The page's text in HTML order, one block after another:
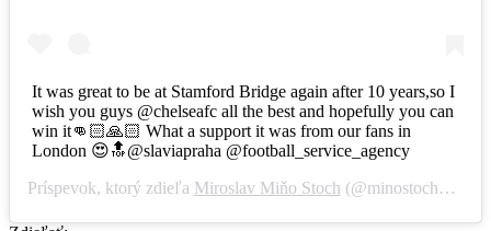
It was great to be at Stamford Bridge again after 10 years,so I
wish you guys @chelseafc all the best and hopefully you can
win it👊🏻🙏🏻 What a support it was from our fans in
London 😍🔝@slaviapraha @football_service_agency
Príspevok, ktorý zdieľa Miroslav Miňo Stoch (@minostoch99),